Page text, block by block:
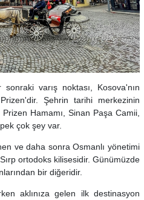
varış noktası, Kosova'nın
Şehrin tarihi merkezinin
Hamamı, Sinan Paşa Camii,
çok şey var.
ve daha sonra Osmanlı yönetimi
ortodoks kilisesidir. Günümüzde
bir diğeridir.
aklınıza gelen ilk destinasyon